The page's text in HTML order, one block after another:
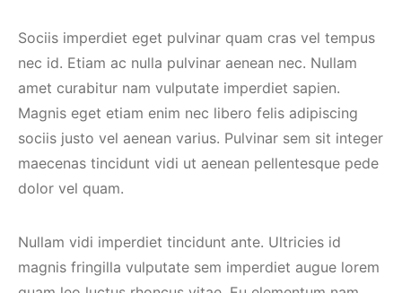
Sociis imperdiet eget pulvinar quam cras vel tempus
nec id. Etiam ac nulla pulvinar aenean nec. Nullam
amet curabitur nam vulputate imperdiet sapien.
Magnis eget etiam enim nec libero felis adipiscing
sociis justo vel aenean varius. Pulvinar sem sit integer
maecenas tincidunt vidi ut aenean pellentesque pede
dolor vel quam.
Nullam vidi imperdiet tincidunt ante. Ultricies id
magnis fringilla vulputate sem imperdiet augue lorem